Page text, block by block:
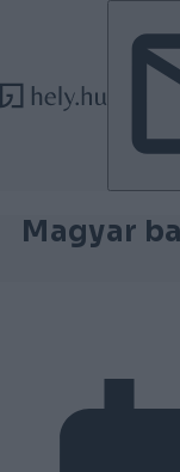
Tovább a
Tovább a
Magyar